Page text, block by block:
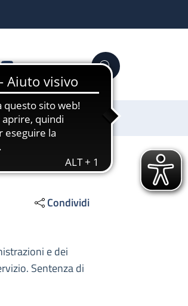
YouTube Cerca
Condividi
e dei
Sentenza di